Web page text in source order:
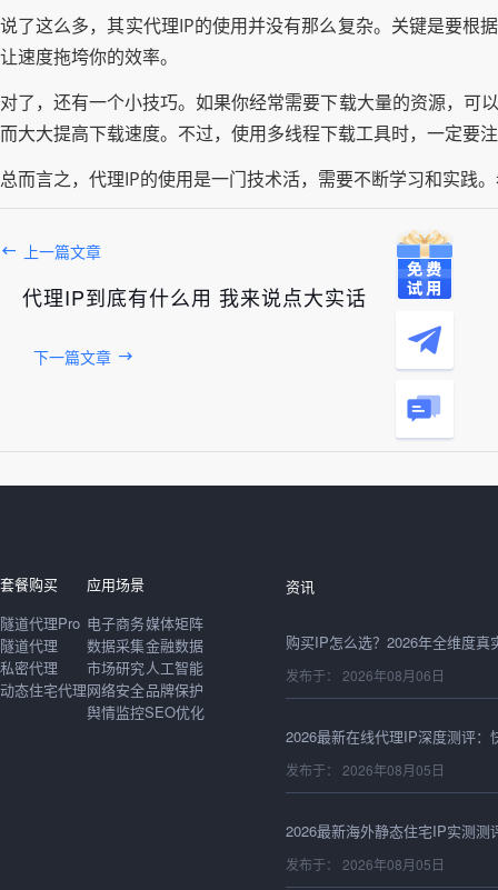
说了这么多，其实代理IP的使用并没有那么复杂。关键是要根
让速度拖垮你的效率。
对了，还有一个小技巧。如果你经常需要下载大量的资源，可
而大大提高下载速度。不过，使用多线程下载工具时，一定要
总而言之，代理IP的使用是一门技术活，需要不断学习和实践
上一篇文章
代理IP到底有什么用 我来说点大实话
下一篇文章
套餐购买
隧道代理Pro
隧道代理
私密代理
动态住宅代理
应用场景
电子商务
数据采集
市场研究
网络安全
舆情监控
媒体矩阵
金融数据
人工智能
品牌保护
SEO优化
资讯
发布于： 2026年08月06日
发布于： 2026年08月06日
发布于： 2026年08月05日
发布于： 2026年08月05日